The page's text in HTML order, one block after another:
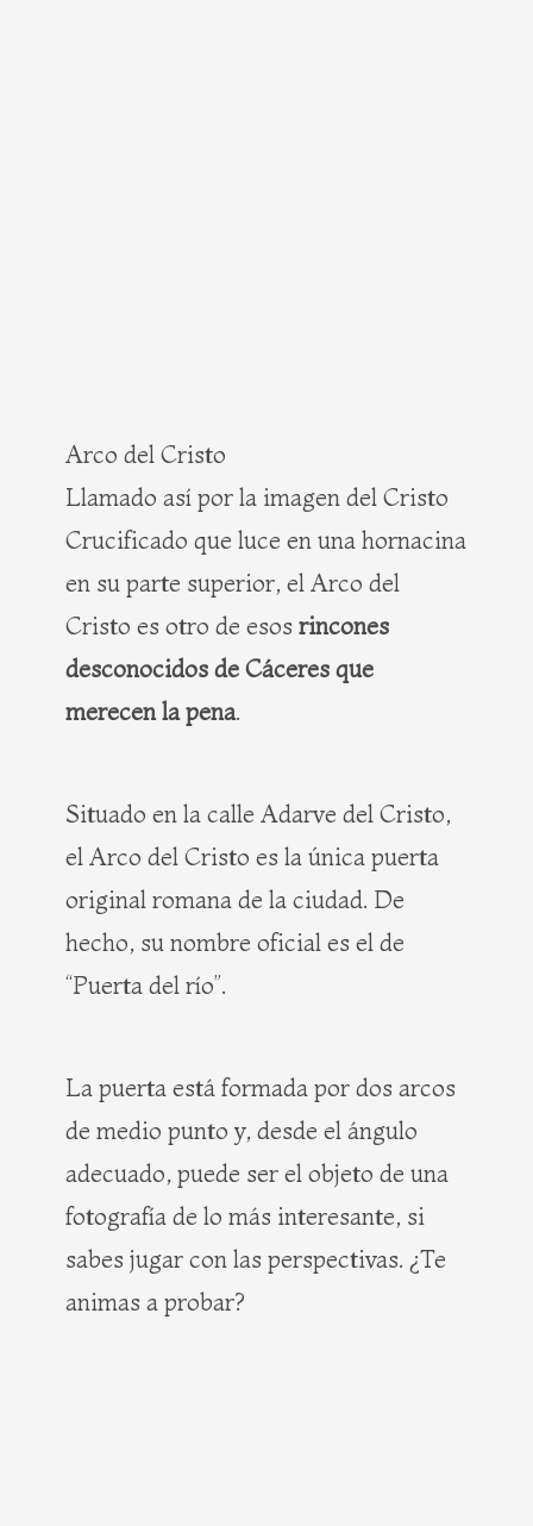
Arco del Cristo
Llamado así por la imagen del Cristo
Crucificado que luce en una hornacina
en su parte superior, el Arco del
Cristo es otro de esos rincones
desconocidos de Cáceres que
merecen la pena.
Situado en la calle Adarve del Cristo,
el Arco del Cristo es la única puerta
original romana de la ciudad. De
hecho, su nombre oficial es el de
“Puerta del río”.
La puerta está formada por dos arcos
de medio punto y, desde el ángulo
adecuado, puede ser el objeto de una
fotografía de lo más interesante, si
sabes jugar con las perspectivas. ¿Te
animas a probar?